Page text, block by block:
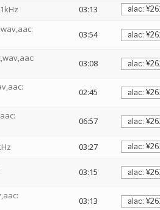
03:13
03:54
03:08
02:45
06:57
03:27
03:15
03:13